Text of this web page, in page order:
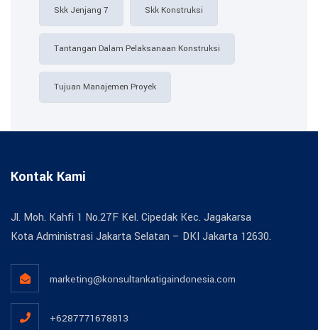
Skk Jenjang 7 Skk Konstruksi
Tantangan Dalam Pelaksanaan Konstruksi
Tujuan Manajemen Proyek
Kontak Kami
Jl. Moh. Kahfi 1 No.27F Kel. Cipedak Kec. Jagakarsa
Kota Administrasi Jakarta Selatan – DKI Jakarta 12630.
marketing@konsultankatigaindonesia.com
+6287771678813